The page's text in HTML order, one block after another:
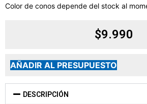
Color de conos depende del stock al
$9.990
AÑADIR AL PRESUPUESTO
DESCRIPCIÓN